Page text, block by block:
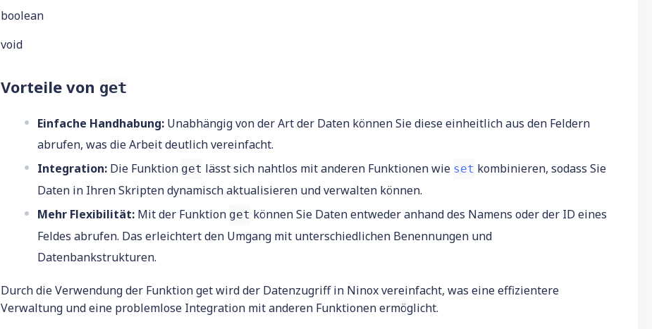
boolean
void
Vorteile von get
Einfache Handhabung: Unabhängig von der Art der Daten können Sie diese einheitlich aus den Feldern
abrufen, was die Arbeit deutlich vereinfacht.
Integration: Die Funktion get lässt sich nahtlos mit anderen Funktionen wie set kombinieren, sodass Sie
Daten in Ihren Skripten dynamisch aktualisieren und verwalten können.
Mehr Flexibilität: Mit der Funktion get können Sie Daten entweder anhand des Namens oder der ID eines
Feldes abrufen. Das erleichtert den Umgang mit unterschiedlichen Benennungen und
Datenbankstrukturen.
Durch die Verwendung der Funktion get wird der Datenzugriff in Ninox vereinfacht, was eine effizientere
Verwaltung und eine problemlose Integration mit anderen Funktionen ermöglicht.